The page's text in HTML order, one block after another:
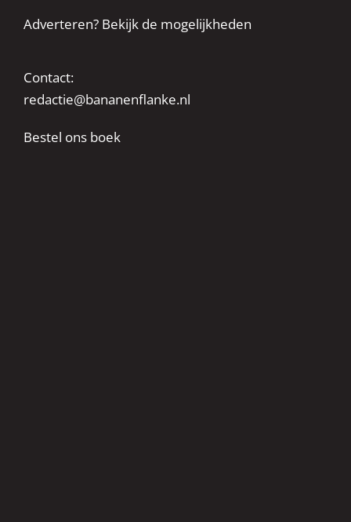
Adverteren? Bekijk de mogelijkheden
Contact:
redactie@bananenflanke.nl
Bestel ons boek